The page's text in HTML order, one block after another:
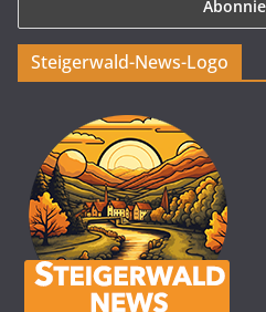
Steigerwald-News-Logo